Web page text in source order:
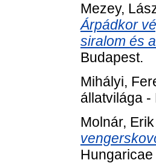
Mezey,
Árpádkor
siralom és
Budapest.
Mihályi,
állatvilága -
Molnár, Erik